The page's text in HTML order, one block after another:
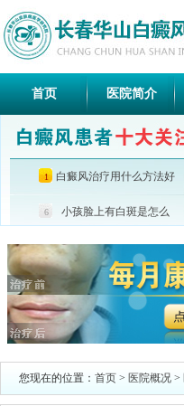
首页 医院简介
1 白癜风治疗用什么方法好
6 小孩脸上有白斑是怎么
您现在的位置： 首页 > 医院概况 >